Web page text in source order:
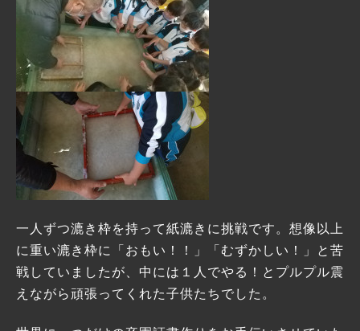
一人ずつ漉き枠を持って紙漉きに挑戦です。想像以上
に重い漉き枠に「おもい！！」「むずかしい！」と苦
戦していましたが、中には１人でやる！とプルプル震
えながら頑張ってくれた子供たちでした。